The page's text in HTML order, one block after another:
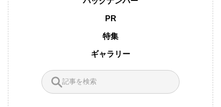
PR
特集
ギャラリー